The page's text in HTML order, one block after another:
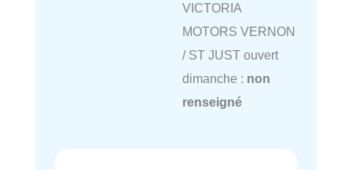
VICTORIA
MOTORS VERNON
/ ST JUST ouvert
dimanche : non
renseigné